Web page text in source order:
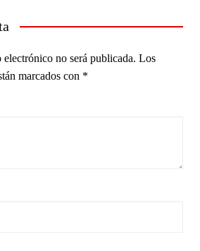
no será publicada. Los
marcados con *